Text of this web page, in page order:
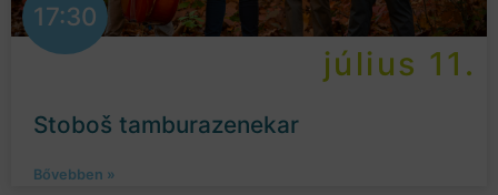
17:30
július 11.
Stoboš tamburazenekar
Bővebben »